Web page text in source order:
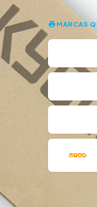
MARCAS